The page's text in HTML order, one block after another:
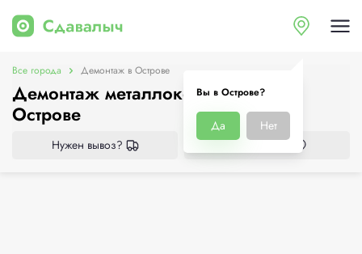
Вы в Острове?
Да Нет
Все города Демонтаж в Острове
Демонтаж металлоконструкций в
Острове
Нужен вывоз? Все приёмки